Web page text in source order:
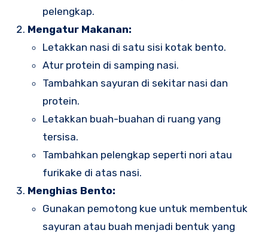
pelengkap.
Mengatur Makanan:
Letakkan nasi di satu sisi kotak bento.
Atur protein di samping nasi.
Tambahkan sayuran di sekitar nasi dan
protein.
Letakkan buah-buahan di ruang yang
tersisa.
Tambahkan pelengkap seperti nori atau
furikake di atas nasi.
Menghias Bento:
Gunakan pemotong kue untuk membentuk
sayuran atau buah menjadi bentuk yang